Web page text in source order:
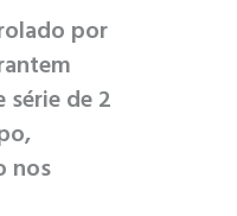
por
de 2
nos